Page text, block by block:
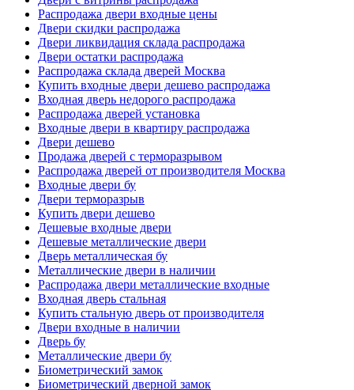
Распродажа двери входные цены
Двери скидки распродажа
Двери ликвидация склада распродажа
Двери остатки распродажа
Распродажа склада дверей Москва
Купить входные двери дешево распродажа
Входная дверь недорого распродажа
Распродажа дверей установка
Входные двери в квартиру распродажа
Двери дешево
Продажа дверей с терморазрывом
Распродажа дверей от производителя Москва
Входные двери бу
Двери терморазрыв
Купить двери дешево
Дешевые входные двери
Дешевые металлические двери
Дверь металлическая бу
Металлические двери в наличии
Распродажа двери металлические входные
Входная дверь стальная
Купить стальную дверь от производителя
Двери входные в наличии
Дверь бу
Металлические двери бу
Биометрический замок
Биометрический дверной замок